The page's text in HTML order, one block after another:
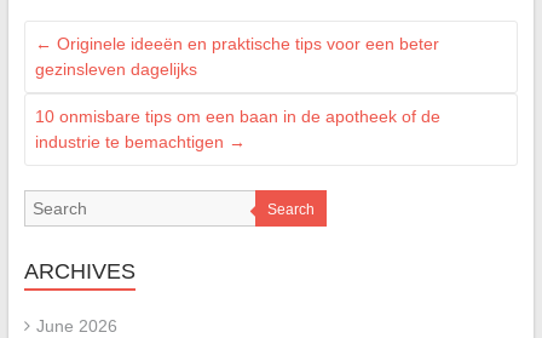
← Originele ideeën en praktische tips voor een beter
gezinsleven dagelijks
10 onmisbare tips om een baan in de apotheek of de
industrie te bemachtigen →
Search
ARCHIVES
June 2026